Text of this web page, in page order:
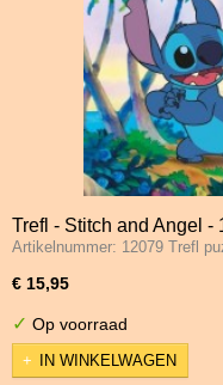
Trefl - Stitch and Angel -
Artikelnummer: 12079 Trefl
€ 15,95
✓ Op voorraad
IN WINKELWAGEN